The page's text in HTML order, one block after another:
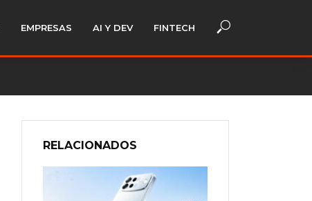
EMPRESAS AI Y DEV FINTECH
RELACIONADOS